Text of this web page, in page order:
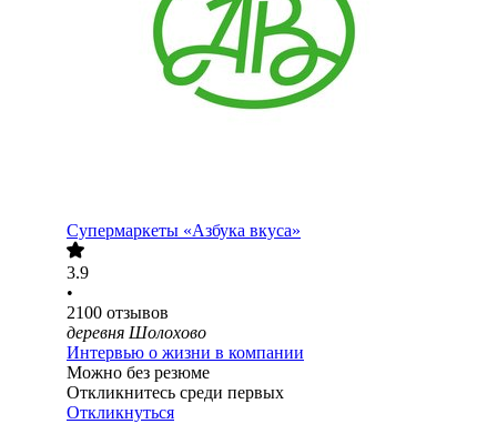
Супермаркеты «Азбука вкуса»
3.9
•
2100 отзывов
деревня Шолохово
Интервью о жизни в компании
Можно без резюме
Откликнитесь среди первых
Откликнуться